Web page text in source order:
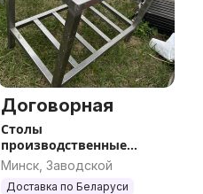
Договорная
Столы
производственные
нержавейка. Доставка
Минск, Заводской
Доставка по Беларуси